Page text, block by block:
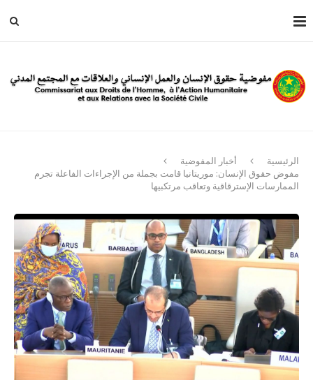
الرئيسية
أخبار المفوضية
مفوض حقوق الإنسان: موريتانيا قامت بجملة من الإجراءات الفاعلة تجرم
الممارسات الإسترقاقية وتعاقب مرتكبيها